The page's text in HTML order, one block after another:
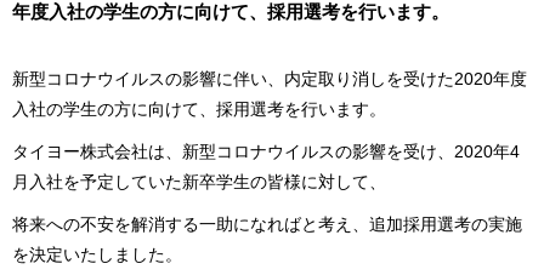
年度入社の学生の方に向けて、採用選考を行います。
新型コロナウイルスの影響に伴い、内定取り消しを受けた2020年度
入社の学生の方に向けて、採用選考を行います。
タイヨー株式会社は、新型コロナウイルスの影響を受け、2020年4
月入社を予定していた新卒学生の皆様に対して、
将来への不安を解消する一助になればと考え、追加採用選考の実施
を決定いたしました。